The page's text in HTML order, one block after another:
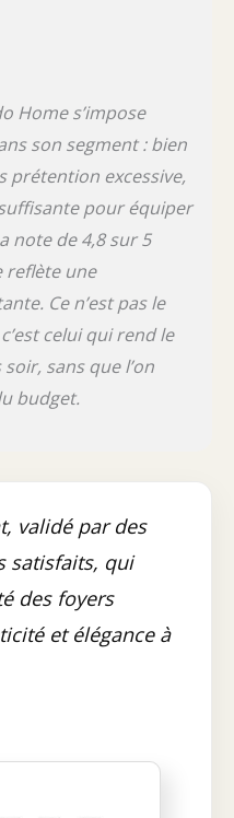
Home s’impose
son segment : bien
prétention excessive,
pour équiper
note de 4,8 sur 5
reflète une
Ce n’est pas le
celui qui rend le
sans que l’on
budget.
validé par des
satisfaits, qui
des foyers
et élégance à